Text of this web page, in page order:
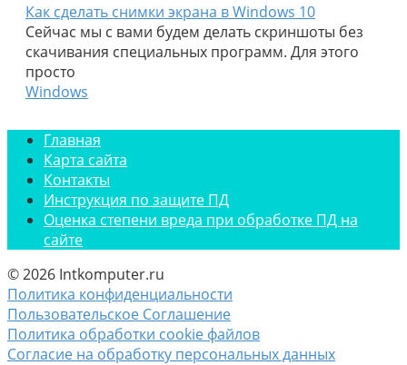
Как сделать снимки экрана в Windows 10
Сейчас мы с вами будем делать скриншоты без
скачивания специальных программ. Для этого
просто
Windows
Главная
Карта сайта
Контакты
Инструкция по защите ПД
Оценка степени вреда при обработке ПД на
сайте
© 2026 Intkomputer.ru
Политика конфиденциальности
Пользовательское Соглашение
Политика обработки cookie файлов
Согласие на обработку персональных данных